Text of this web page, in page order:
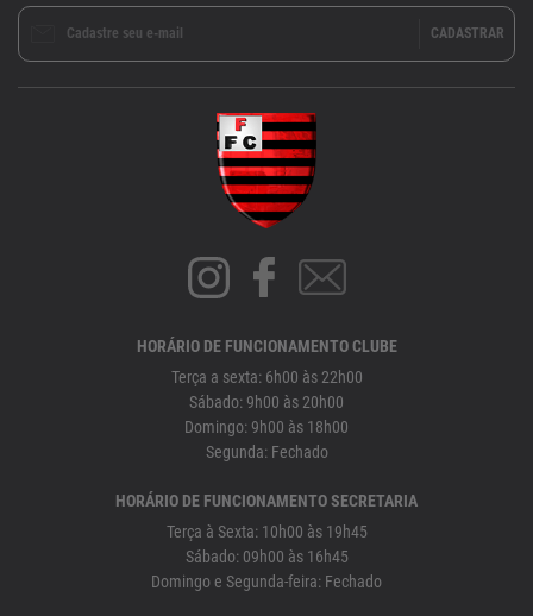
HORÁRIO DE FUNCIONAMENTO CLUBE
Terça a sexta: 6h00 às 22h00
Sábado: 9h00 às 20h00
Domingo: 9h00 às 18h00
Segunda: Fechado
HORÁRIO DE FUNCIONAMENTO SECRETARIA
Terça à Sexta: 10h00 às 19h45
Sábado: 09h00 às 16h45
Domingo e Segunda-feira: Fechado